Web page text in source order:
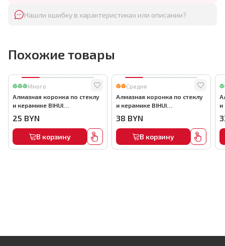
Нашли ошибку в характеристиках или описании?
Похожие товары
Много
Алмазная коронка по стеклу
и керамике BIHUI
коронка), 35мм, арт.DBW35
25 BYN
В корзину
Средне
Алмазная коронка по стеклу
и керамике BIHUI
коронка), 55мм, арт.DBW55
38 BYN
В корзину
и